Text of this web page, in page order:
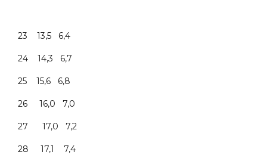
23 13,5 6,4
24 14,3 6,7
25 15,6 6,8
26 16,0 7,0
27 17,0 7,2
28 17,1 7,4